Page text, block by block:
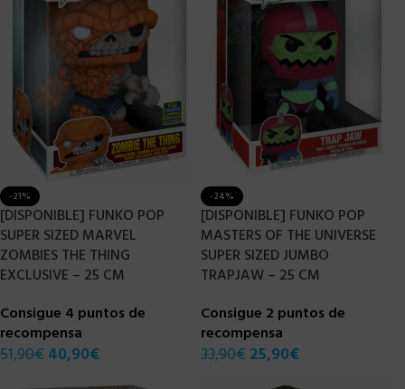
-21%
[DISPONIBLE] FUNKO POP
SUPER SIZED MARVEL
ZOMBIES THE THING
EXCLUSIVE – 25 CM
Consigue 4 puntos de
recompensa
51,90€ 40,90€
-24%
[DISPONIBLE] FUNKO POP
MASTERS OF THE UNIVERSE
SUPER SIZED JUMBO
TRAPJAW – 25 CM
Consigue 2 puntos de
recompensa
33,90€ 25,90€